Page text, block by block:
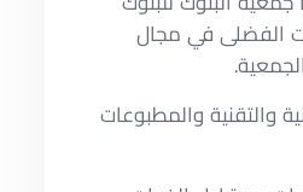
الفضلى في مجال
والتقنية والمطبوعات